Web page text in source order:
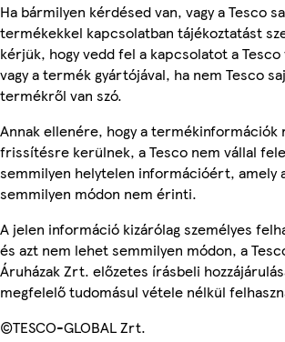
Ha bármilyen kérdésed van, vagy a Tesco
termékekkel kapcsolatban tájékoztatást
kérjük, hogy vedd fel a kapcsolatot a Tesco
vagy a termék gyártójával, ha nem Tesco
termékről van szó.
Annak ellenére, hogy a termékinformációk
frissítésre kerülnek, a Tesco nem vállal
semmilyen helytelen információért, amely
semmilyen módon nem érinti.
A jelen információ kizárólag személyes
és azt nem lehet semmilyen módon, a
Áruházak Zrt. előzetes írásbeli
megfelelő tudomásul vétele nélkül
©TESCO-GLOBAL Zrt.